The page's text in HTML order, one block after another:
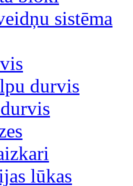
sistēma
durvis
lūkas